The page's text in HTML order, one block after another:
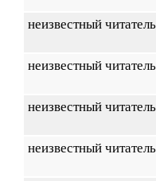
неизвестный
неизвестный
неизвестный
неизвестный